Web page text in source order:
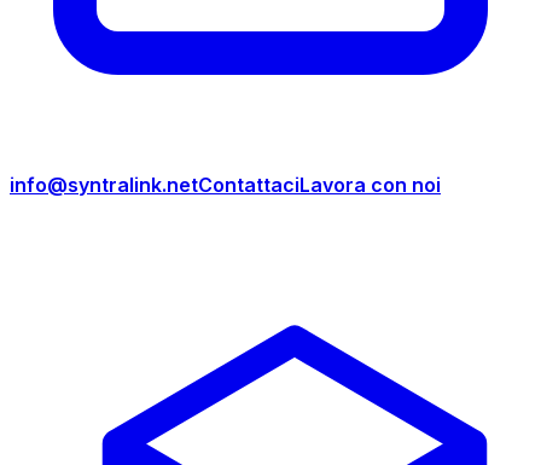
info@syntralink.netContattaciLavora con noi